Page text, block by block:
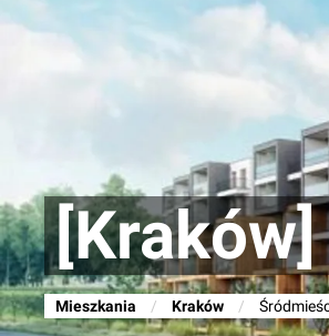
Mieszkania / Kraków /